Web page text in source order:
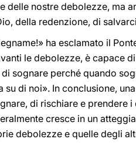
delle nostre debolezze, ma
della redenzione, di
ha esclamato il
le debolezze, è capace
sognare perché quando
su di noi». In conclusione,
di rischiare e prendere
cresce in un
debolezze e quelle degli